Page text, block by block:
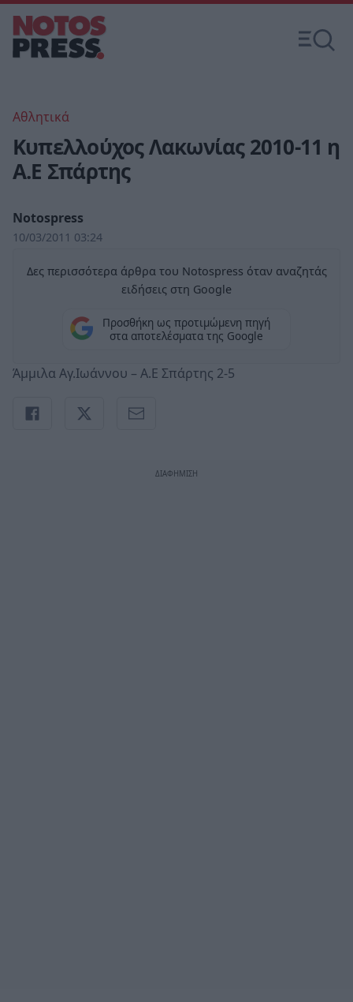
Αθλητικά
Κυπελλούχος Λακωνίας 2010-11 η
Α.Ε Σπάρτης
Notospress
10/03/2011 03:24
Δες περισσότερα άρθρα του Notospress όταν αναζητάς
ειδήσεις στη Google
Προσθήκη ως προτιμώμενη πηγή
στα αποτελέσματα της Google
Άμμιλα Αγ.Ιωάννου – Α.Ε Σπάρτης 2-5